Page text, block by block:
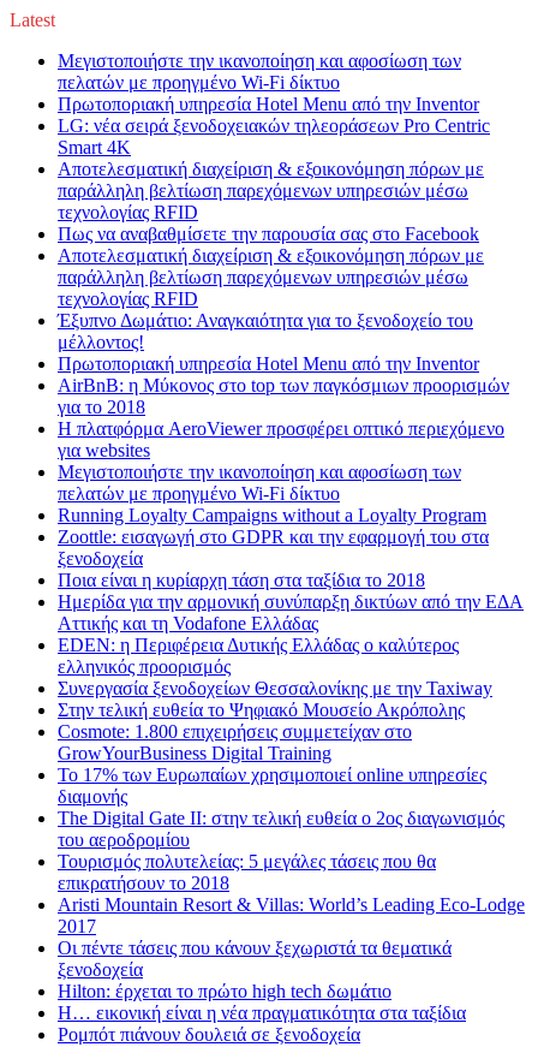
Latest
Μεγιστοποιήστε την ικανοποίηση και αφοσίωση των
πελατών με προηγμένο Wi-Fi δίκτυο
Πρωτοποριακή υπηρεσία Hotel Menu από την Inventor
LG: νέα σειρά ξενοδοχειακών τηλεοράσεων Pro Centric
Smart 4K
Αποτελεσματική διαχείριση & εξοικονόμηση πόρων με
παράλληλη βελτίωση παρεχόμενων υπηρεσιών μέσω
τεχνολογίας RFID
Πως να αναβαθμίσετε την παρουσία σας στο Facebook
Αποτελεσματική διαχείριση & εξοικονόμηση πόρων με
παράλληλη βελτίωση παρεχόμενων υπηρεσιών μέσω
τεχνολογίας RFID
Έξυπνο Δωμάτιο: Αναγκαιότητα για το ξενοδοχείο του
μέλλοντος!
Πρωτοποριακή υπηρεσία Hotel Menu από την Inventor
AirBnB: η Μύκονος στο top των παγκόσμιων προορισμών
για το 2018
Η πλατφόρμα AeroViewer προσφέρει οπτικό περιεχόμενο
για websites
Μεγιστοποιήστε την ικανοποίηση και αφοσίωση των
πελατών με προηγμένο Wi-Fi δίκτυο
Running Loyalty Campaigns without a Loyalty Program
Zoottle: εισαγωγή στο GDPR και την εφαρμογή του στα
ξενοδοχεία
Ποια είναι η κυρίαρχη τάση στα ταξίδια το 2018
Ημερίδα για την αρμονική συνύπαρξη δικτύων από την ΕΔΑ
Αττικής και τη Vodafone Ελλάδας
EDEN: η Περιφέρεια Δυτικής Ελλάδας ο καλύτερος
ελληνικός προορισμός
Συνεργασία ξενοδοχείων Θεσσαλονίκης με την Taxiway
Στην τελική ευθεία το Ψηφιακό Μουσείο Ακρόπολης
Cosmote: 1.800 επιχειρήσεις συμμετείχαν στο
GrowYourBusiness Digital Training
Το 17% των Ευρωπαίων χρησιμοποιεί online υπηρεσίες
διαμονής
The Digital Gate II: στην τελική ευθεία ο 2ος διαγωνισμός
του αεροδρομίου
Τουρισμός πολυτελείας: 5 μεγάλες τάσεις που θα
επικρατήσουν το 2018
Aristi Mountain Resort & Villas: World’s Leading Eco-Lodge
2017
Οι πέντε τάσεις που κάνουν ξεχωριστά τα θεματικά
ξενοδοχεία
Hilton: έρχεται τo πρώτο high tech δωμάτιο
Η… εικονική είναι η νέα πραγματικότητα στα ταξίδια
Ρομπότ πιάνουν δουλειά σε ξενοδοχεία